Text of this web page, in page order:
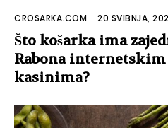
CROSARKA.COM -20 SVIBNJA,
Što košarka ima
Rabona internetskim
kasinima?